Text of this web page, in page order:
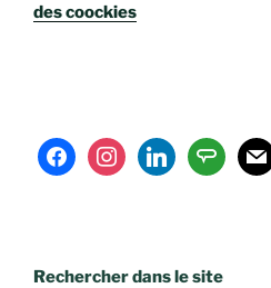
des coockies
facebookinstagramlinkedinangieslist
mail
Rechercher dans le site